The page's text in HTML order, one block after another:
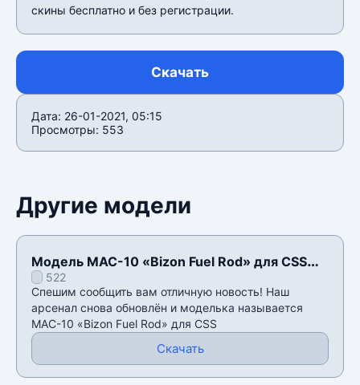
скины бесплатно и без регистрации.
Скачать
Дата: 26-01-2021, 05:15
Просмотры: 553
Другие модели
Модель MAC-10 «Bizon Fuel Rod» для CSS
v34522
Спешим сообщить вам отличную новость! Наш
арсенал снова обновлён и моделька называется
MAC-10 «Bizon Fuel Rod» для CSS
Скачать